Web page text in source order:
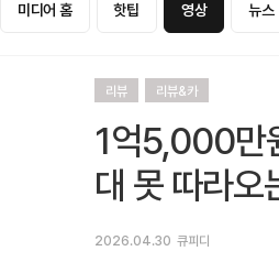
미디어 홈 핫팁 영상 뉴스
리뷰 리뷰&카
1억5,000만
대 못 따라
2026.04.30 큐피디